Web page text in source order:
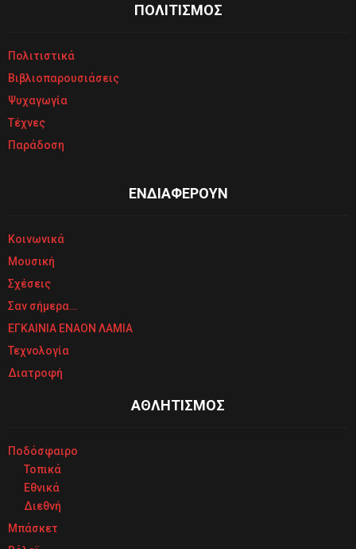
ΠΟΛΙΤΙΣΜΟΣ
Πολιτιστικά
Βιβλιοπαρουσιάσεις
Ψυχαγωγία
Τέχνες
Παράδοση
ΕΝΔΙΑΦΕΡΟΥΝ
Κοινωνικά
Μουσική
Σχέσεις
Σαν σήμερα…
ΕΓΚΑΙΝΙΑ ΕΝΑΟΝ ΛΑΜΙΑ
Τεχνολογία
Διατροφή
ΑΘΛΗΤΙΣΜΟΣ
Ποδόσφαιρο
Τοπικά
Εθνικά
Διεθνή
Μπάσκετ